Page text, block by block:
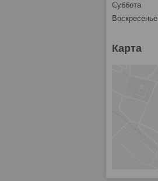
Суббота
Воскресенье
Карта